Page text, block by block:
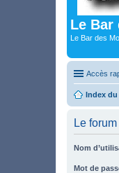
Le Bar
Le Bar des
Accès
Index
Le
Nom
Mot de